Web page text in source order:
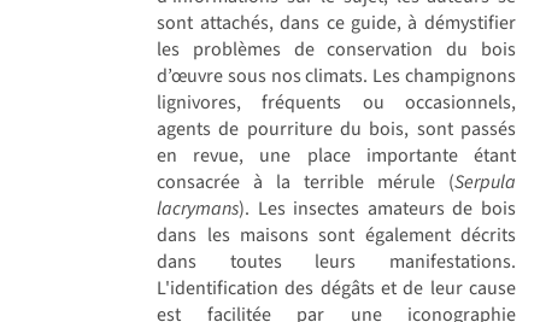
sont attachés, dans ce guide, à démystifier
les problèmes de conservation du bois
d’œuvre sous nos climats. Les champignons
lignivores, fréquents ou occasionnels,
agents de pourriture du bois, sont passés
en revue, une place importante étant
consacrée à la terrible mérule (Serpula
lacrymans). Les insectes amateurs de bois
dans les maisons sont également décrits
dans toutes leurs manifestations.
L'identification des dégâts et de leur cause
est facilitée par une iconographie